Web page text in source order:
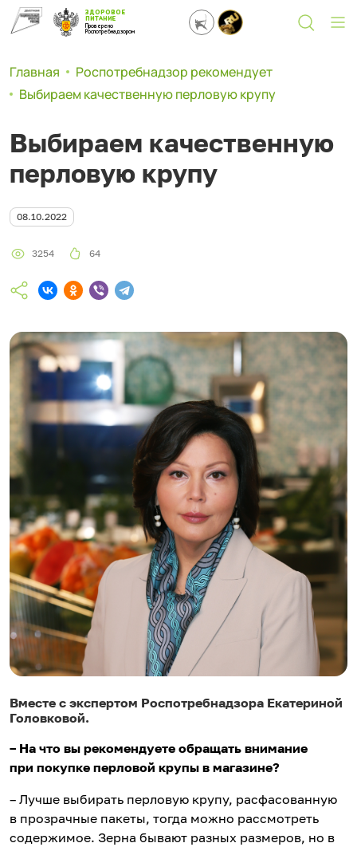
ЗДОРОВОЕ
ПИТАНИЕ
Проверено
Роспотребнадзором
Главная
Роспотребнадзор рекомендует
Выбираем качественную перловую крупу
Выбираем качественную
перловую крупу
08.10.2022
3254 64
Вместе с экспертом Роспотребнадзора Екатериной
Головковой.
– На что вы рекомендуете обращать внимание
при покупке перловой крупы в магазине?
– Лучше выбирать перловую крупу, расфасованную
в прозрачные пакеты, тогда можно рассмотреть
содержимое. Зерна бывают разных размеров, но в